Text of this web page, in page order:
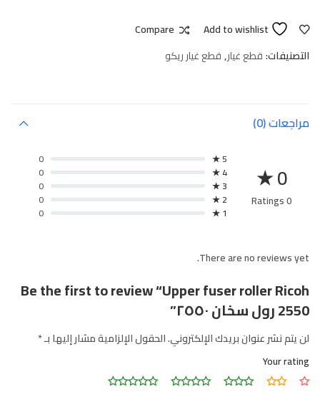
Add to wishlist
Compare
التصنيفات:قطع غيار,قطع غيار ريكو
مراجعات (0)
0 ★
0 Ratings
5 ★
0
4 ★
0
3 ★
0
2 ★
0
1 ★
0
There are no reviews yet.
Be the first to review “Upper fuser roller Ricoh
2550 رول سخان ٢٥٥٠”
لن يتم نشر عنوان بريدك الإلكتروني.الحقول الإلزامية مشار إليها بـ*
Your rating